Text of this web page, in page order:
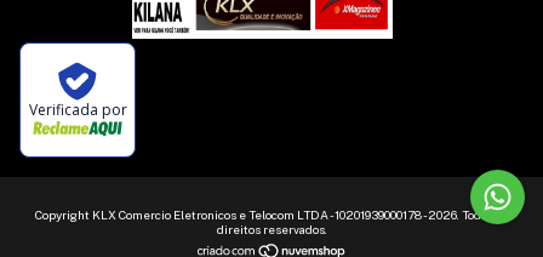
Verificada por
Copyright KLX Comercio Eletronicos e Telocom LTDA - 10201939000178 - 2026. Todos os
direitos reservados.